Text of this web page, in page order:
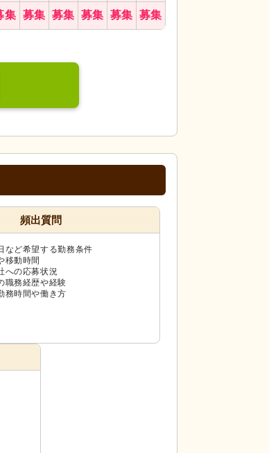
集 募集 募集 募集 募集 募集
頻出質問
など希望する勤務条件
移動時間
への応募状況
職務経歴や経験
務時間や働き方